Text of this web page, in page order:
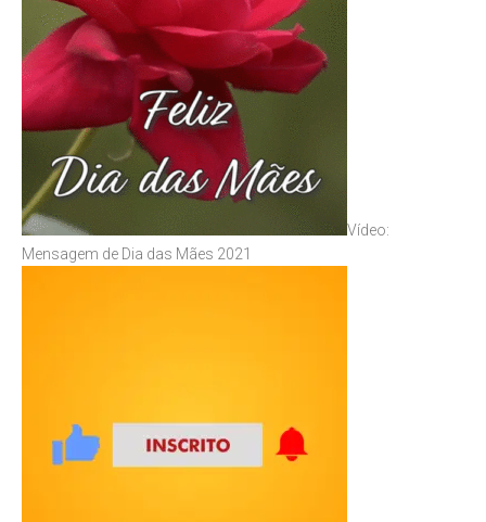
Vídeo:
Mensagem de Dia das Mães 2021